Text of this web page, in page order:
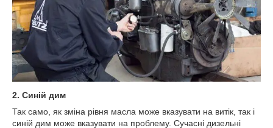
2. Синій дим
Так само, як зміна рівня масла може вказувати на витік, так і
синій дим може вказувати на проблему. Сучасні дизельні